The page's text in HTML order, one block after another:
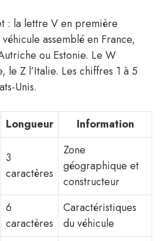
: la lettre V en première
assemblé en France,
ou Estonie. Le W
le Z l’Italie. Les chiffres 1 à 5
Unis.
Longueur Information
3
caractères
Zone
géographique et
constructeur
6
caractères
Caractéristiques
du véhicule